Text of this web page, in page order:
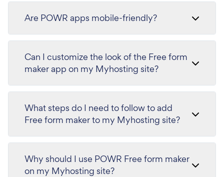
Are POWR apps mobile-friendly?
Can I customize the look of the Free form
maker app on my Myhosting site?
What steps do I need to follow to add
Free form maker to my Myhosting site?
Why should I use POWR Free form maker
on my Myhosting site?